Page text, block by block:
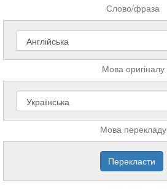
Слово/фраза
Мова оригіналу
Мова перекладу